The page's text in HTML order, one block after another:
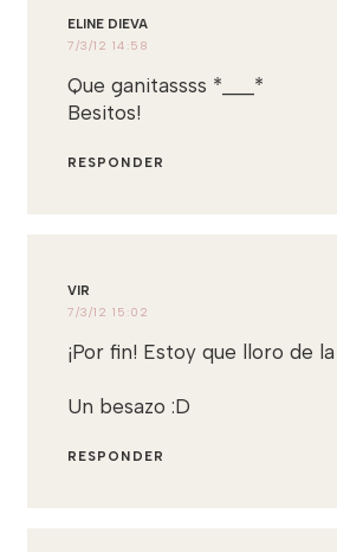
ELINE DIEVA
7/3/12 14:58
Que ganitassss *___*
Besitos!
RESPONDER
VIR
7/3/12 15:02
¡Por fin! Estoy que lloro de
Un besazo :D
RESPONDER